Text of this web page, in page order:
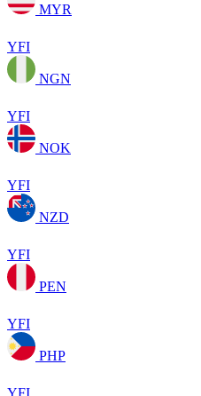
MYR
YFI
NGN
YFI
NOK
YFI
NZD
YFI
PEN
YFI
PHP
YFI